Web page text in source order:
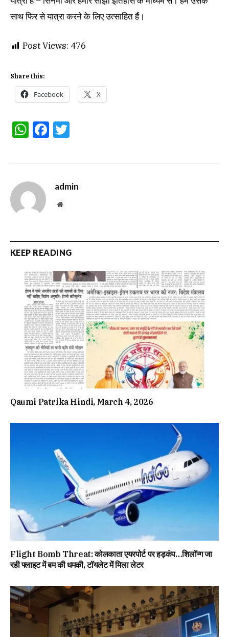
साथ फिर से यात्रा करने के लिए उत्साहित हैं।
Post Views: 476
Share this:
Facebook X
WhatsApp
Facebook
admin
Website
KEEP READING
Qaumi Patrika Hindi, March 4, 2026
Flight Bomb Threat: कोलकाता एयरपोर्ट पर हड़कंप…शिलॉन्ग जा
रही फ्लाइट में बम की धमकी, टॉयलेट में मिला लेटर